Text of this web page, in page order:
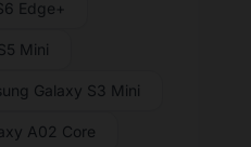
Edge+
Mini
Galaxy S3 Mini
A02 Core